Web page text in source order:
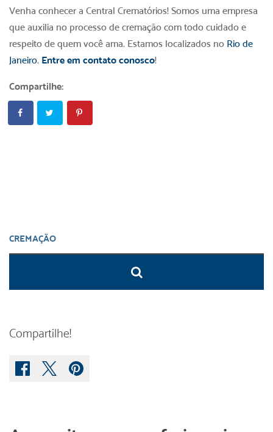
Venha conhecer a Central Crematórios! Somos uma empresa
que auxilia no processo de cremação com todo cuidado e
respeito de quem você ama. Estamos localizados no Rio de
Janeiro. Entre em contato conosco!
Compartilhe:
Compartilhe!